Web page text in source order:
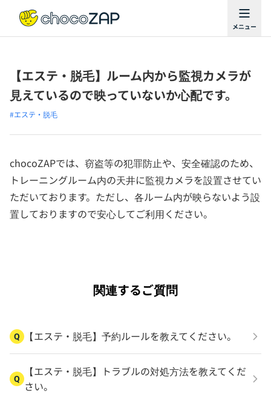
【エステ・脱毛】ルーム内から監視カメラが
見えているので映っていないか心配です。
#エステ・脱毛
chocoZAPでは、窃盗等の犯罪防止や、安全確認のため、
トレーニングルーム内の天井に監視カメラを設置させてい
ただいております。ただし、各ルーム内が映らないよう設
置しておりますので安心してご利用ください。
関連するご質問
Q 【エステ・脱毛】予約ルールを教えてください。
Q
【エステ・脱毛】トラブルの対処方法を教えてくだ
さい。